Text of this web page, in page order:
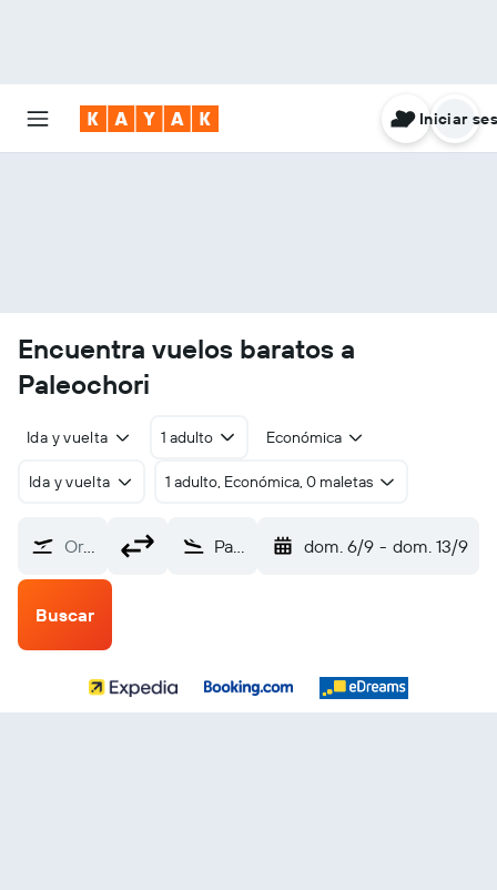
Iniciar
Encuentra vuelos baratos a
Paleochori
Ida y vuelta 1 adulto Económica
Ida y vuelta 1 adulto, Económica, 0 maletas
Origen Paleochori Milos (MLO) dom. 6/9 - dom. 13/9
Buscar